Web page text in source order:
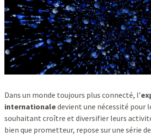
Dans un monde toujours plus connecté, l’
internationaledevient une nécessité pour
souhaitant croître et diversifier leurs
bien que prometteur, repose sur une série de